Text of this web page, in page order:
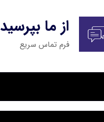
از ما بپرسید
فرم تماس سریع